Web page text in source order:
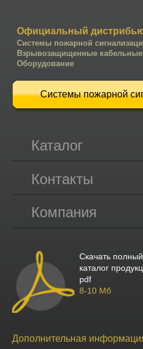
Официальный
Системы пожарной
Взрывозащищенные
Оборудование
Системы пожарной
Каталог
Контакты
Компания
Скачать полный
каталог
pdf
8-10 Мб
Дополнительная